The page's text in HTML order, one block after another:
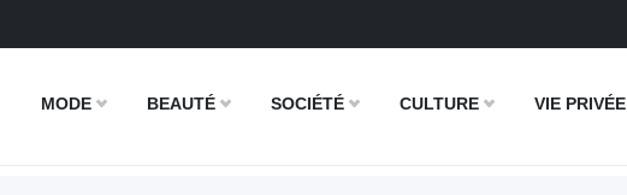
MODE BEAUTÉ SOCIÉTÉ CULTURE VIE PRIVÉE